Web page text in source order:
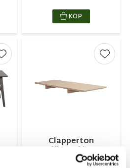
KÖP
Lägg till i favoriter
Clapperton
Iläggsskiva
Vitpigmenterad
Lägg